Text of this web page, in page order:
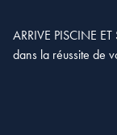
ARRIVE PISCINE
dans la réussite de